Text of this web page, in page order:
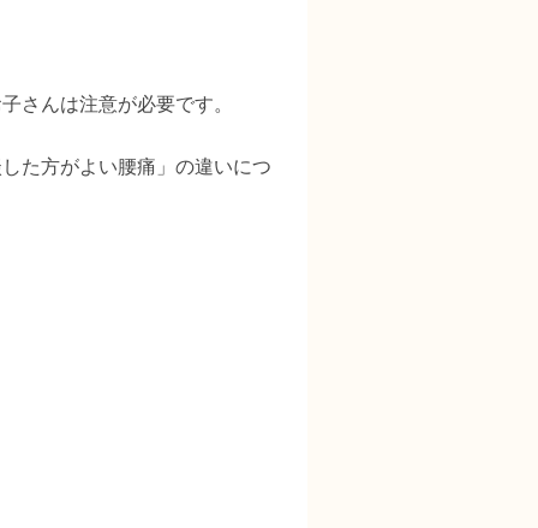
さんは注意が必要です。
た方がよい腰痛」の違いにつ